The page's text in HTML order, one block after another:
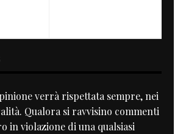
verrà rispettata sempre, nei
Qualora si ravvisino commenti
in violazione di una qualsiasi